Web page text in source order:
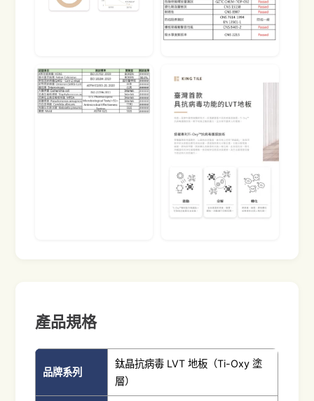
產品規格
品牌系列
鈦晶抗病毒 LVT 地板（Ti-Oxy 塗
層）